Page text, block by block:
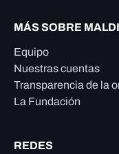
MÁS SOBRE
Equipo
Nuestras cuentas
Transparencia de la
La Fundación
REDES